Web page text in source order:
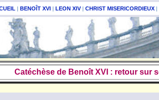
| BENOÎT XVI | LEON XIV| CHRIST MISERICORDIEUX |
Catéchèse de Benoît XVI : retour sur